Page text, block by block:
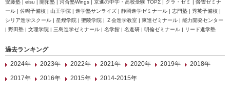
安藤塾 | eisu | 開拓塾 | 河合塾Wings | 京進の中学・高校受験 TOPΣ | クラ・ゼミ | 螢雪ゼミナ
ール | 佐鳴予備校 | 山王学院 | 進学塾サンライズ | 静岡進学ゼミナール | 志門塾 | 秀英予備校 |
シリア進学スクール | 星煌学院 | 聖陵学院 | Ｚ会進学教室 | 東進ゼミナール | 能力開発センター
| 野田塾 | 文理学院 | 三島進学ゼミナール | 名学館 | 名進研 | 明倫ゼミナール | リード進学塾
過去ランキング
2024年
2023年 2022年 2021年 2020年 2019年
2018年
2017年
2016年 2015年 2014-2015年